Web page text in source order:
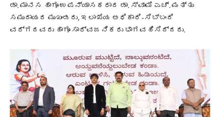
ಡಾ. ಮಾನಸ ಹಾಗೂ ಉಪನ್ಯಾಸಕರಾದ ಡಾ. ಸ್ವಾಮಿ ಎಚ್. ಮತ್ತು
ಸಮುದಾಯದ ಮುಖಂಡರು, ಇಲಾಖೆಯ ಅಧಿಕಾರಿ-ಸಿಬ್ಬಂದಿ
ವರ್ಗದವರು ಹಾಗೂ ಸಾರ್ವಜನಿಕರು ಭಾಗವಹಿಸಿದ್ದರು.